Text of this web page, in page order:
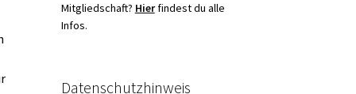
Mitgliedschaft? Hierfindest du alle
Infos.
Datenschutzhinweis